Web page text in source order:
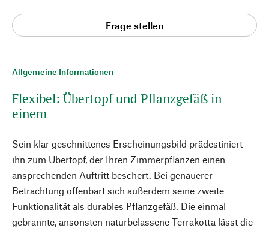
Allgemeine Informationen
Flexibel: Übertopf und Pflanzgefäß in
einem
Sein klar geschnittenes Erscheinungsbild prädestiniert
ihn zum Übertopf, der Ihren Zimmerpflanzen einen
ansprechenden Auftritt beschert. Bei genauerer
Betrachtung offenbart sich außerdem seine zweite
Funktionalität als durables Pflanzgefäß. Die einmal
gebrannte, ansonsten naturbelassene Terrakotta lässt die
Frage stellen